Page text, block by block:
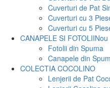
Cuverturi de Pat
Cuverturi cu 3
Cuverturi cu 5
CANAPELE SI FOTOLIINou
Fotolii din Spuma
Canapele din
COLECTIA COCOLINO
Lenjerii de Pat